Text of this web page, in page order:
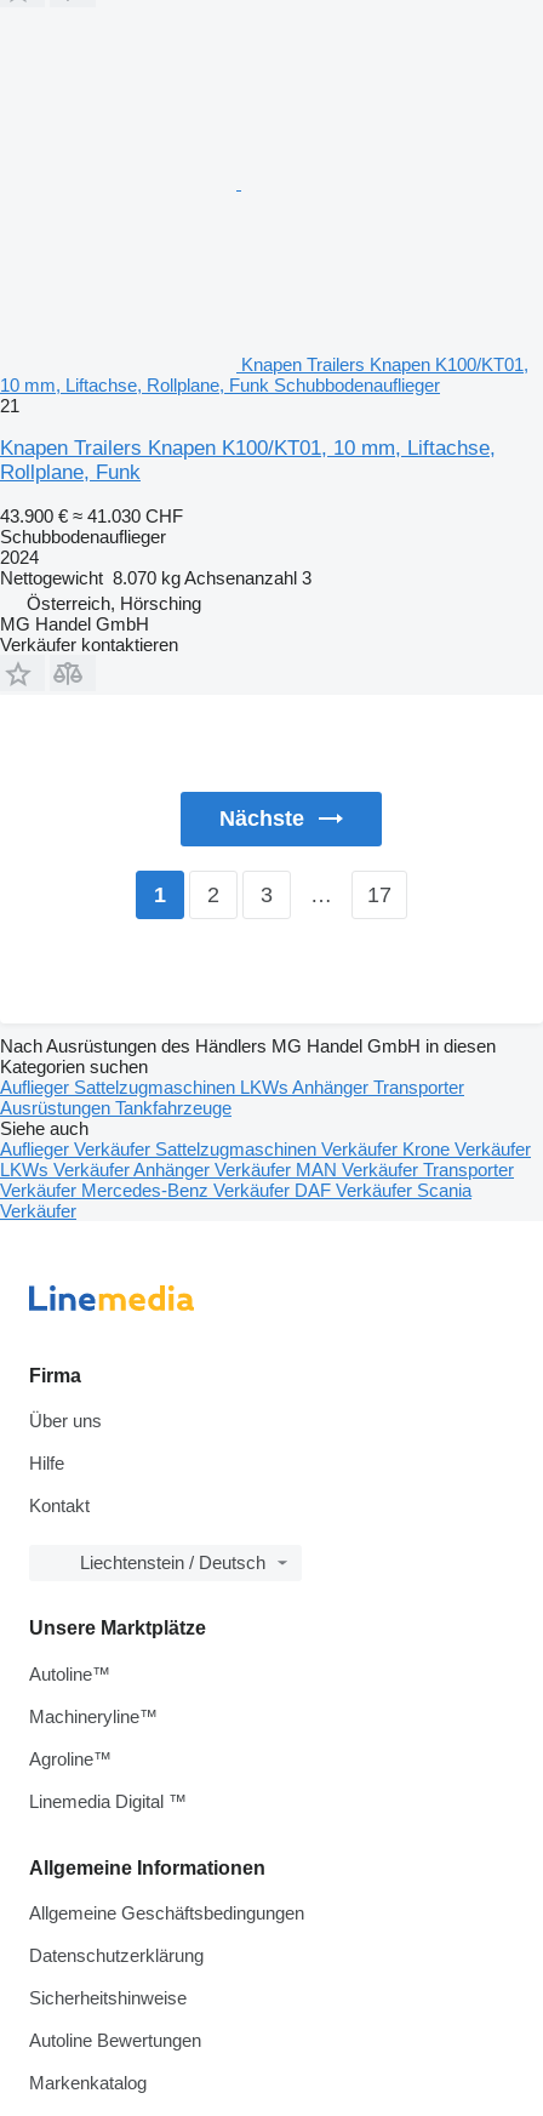
Knapen Trailers Knapen K100/KT01,
10 mm, Liftachse, Rollplane, Funk Schubbodenauflieger
21
Knapen Trailers Knapen K100/KT01, 10 mm, Liftachse,
Rollplane, Funk
43.900 € ≈ 41.030 CHF
Schubbodenauflieger
2024
Nettogewicht 8.070 kgAchsenanzahl 3
Österreich, Hörsching
MG Handel GmbH
Verkäufer kontaktieren
Nächste
1 2 3 … 17
Nach Ausrüstungen des Händlers MG Handel GmbH in diesen
Kategorien suchen
Auflieger Sattelzugmaschinen LKWs Anhänger Transporter
Ausrüstungen Tankfahrzeuge
Siehe auch
Auflieger Verkäufer Sattelzugmaschinen Verkäufer Krone Verkäufer
LKWs VerkäuferAnhänger Verkäufer MAN Verkäufer Transporter
Verkäufer Mercedes-Benz Verkäufer DAF Verkäufer Scania
Verkäufer
Firma
Über uns
Hilfe
Kontakt
Liechtenstein / Deutsch
Allgemeine Informationen
Allgemeine Geschäftsbedingungen
Datenschutzerklärung
Sicherheitshinweise
Autoline Bewertungen
Markenkatalog
Unsere Marktplätze
Autoline™
Machineryline™
Agroline™
Linemedia Digital ™